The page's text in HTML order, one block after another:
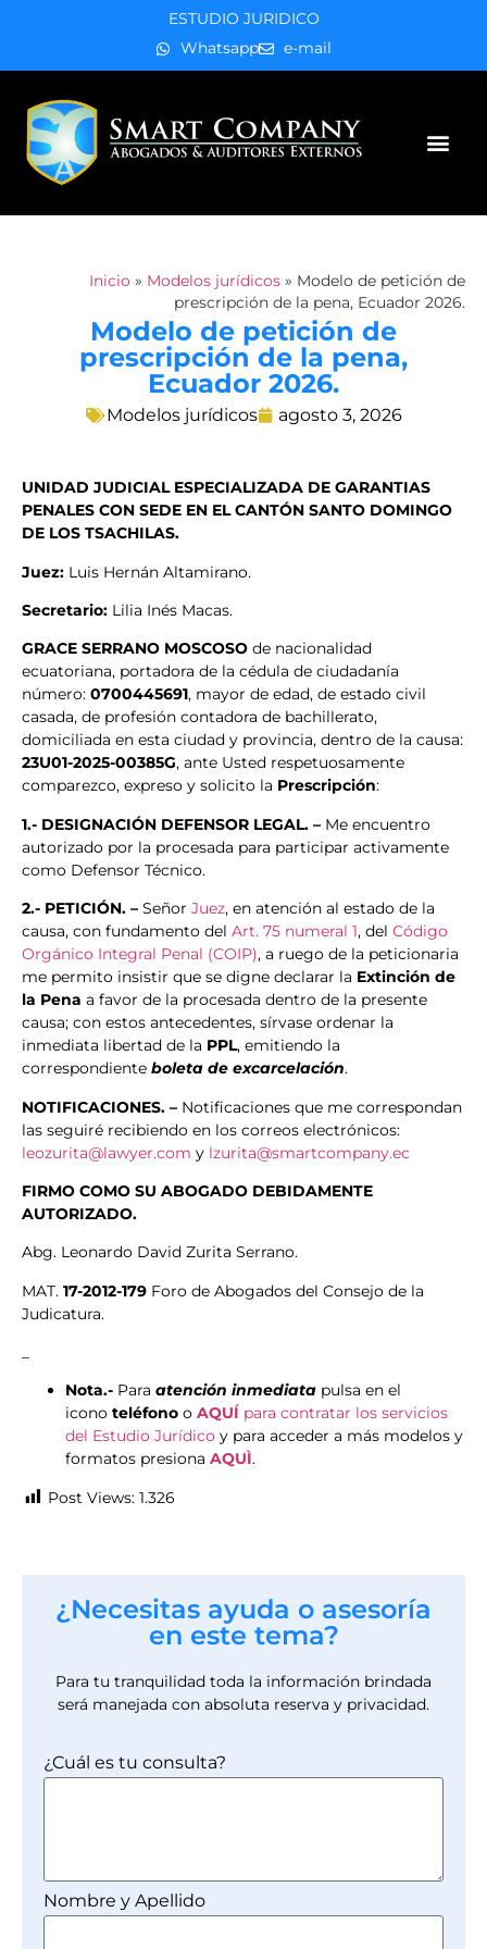
ESTUDIO JURIDICO
Whatsapp
e-mail
Inicio » Modelos jurídicos » Modelo de petición de
prescripción de la pena, Ecuador 2026.
Modelo de petición de
prescripción de la pena,
Ecuador 2026.
Modelos jurídicos agosto 3, 2026
UNIDAD JUDICIAL ESPECIALIZADA DE GARANTIAS
PENALES CON SEDE EN EL CANTÓN SANTO DOMINGO
DE LOS TSACHILAS.
Juez: Luis Hernán Altamirano.
Secretario: Lilia Inés Macas.
GRACE SERRANO MOSCOSO de nacionalidad
ecuatoriana, portadora de la cédula de ciudadanía
número: 0700445691, mayor de edad, de estado civil
casada, de profesión contadora de bachillerato,
domiciliada en esta ciudad y provincia, dentro de la causa:
23U01-2025-00385G, ante Usted respetuosamente
comparezco, expreso y solicito la Prescripción:
1.- DESIGNACIÓN DEFENSOR LEGAL. – Me encuentro
autorizado por la procesada para participar activamente
como Defensor Técnico.
2.- PETICIÓN. – Señor Juez, en atención al estado de la
causa, con fundamento del Art. 75 numeral 1, del Código
Orgánico Integral Penal (COIP), a ruego de la peticionaria
me permito insistir que se digne declarar la Extinción de
la Pena a favor de la procesada dentro de la presente
causa; con estos antecedentes, sírvase ordenar la
inmediata libertad de la PPL, emitiendo la
correspondiente boleta de excarcelación.
NOTIFICACIONES. – Notificaciones que me correspondan
las seguiré recibiendo en los correos electrónicos:
leozurita@lawyer.com y lzurita@smartcompany.ec
FIRMO COMO SU ABOGADO DEBIDAMENTE
AUTORIZADO.
Abg. Leonardo David Zurita Serrano.
MAT. 17-2012-179 Foro de Abogados del Consejo de la
Judicatura.
Nota.- Para atención inmediata pulsa en el
icono teléfono o AQUÍ para contratar los servicios
del Estudio Jurídico y para acceder a más modelos y
formatos presiona AQUÌ.
Post Views: 1.326
¿Necesitas ayuda o asesoría
en este tema?
Para tu tranquilidad toda la información brindada
será manejada con absoluta reserva y privacidad.
¿Cuál es tu consulta?
Nombre y Apellido